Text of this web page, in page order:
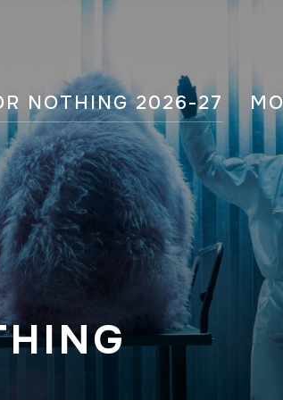
NOTHING 2026-27